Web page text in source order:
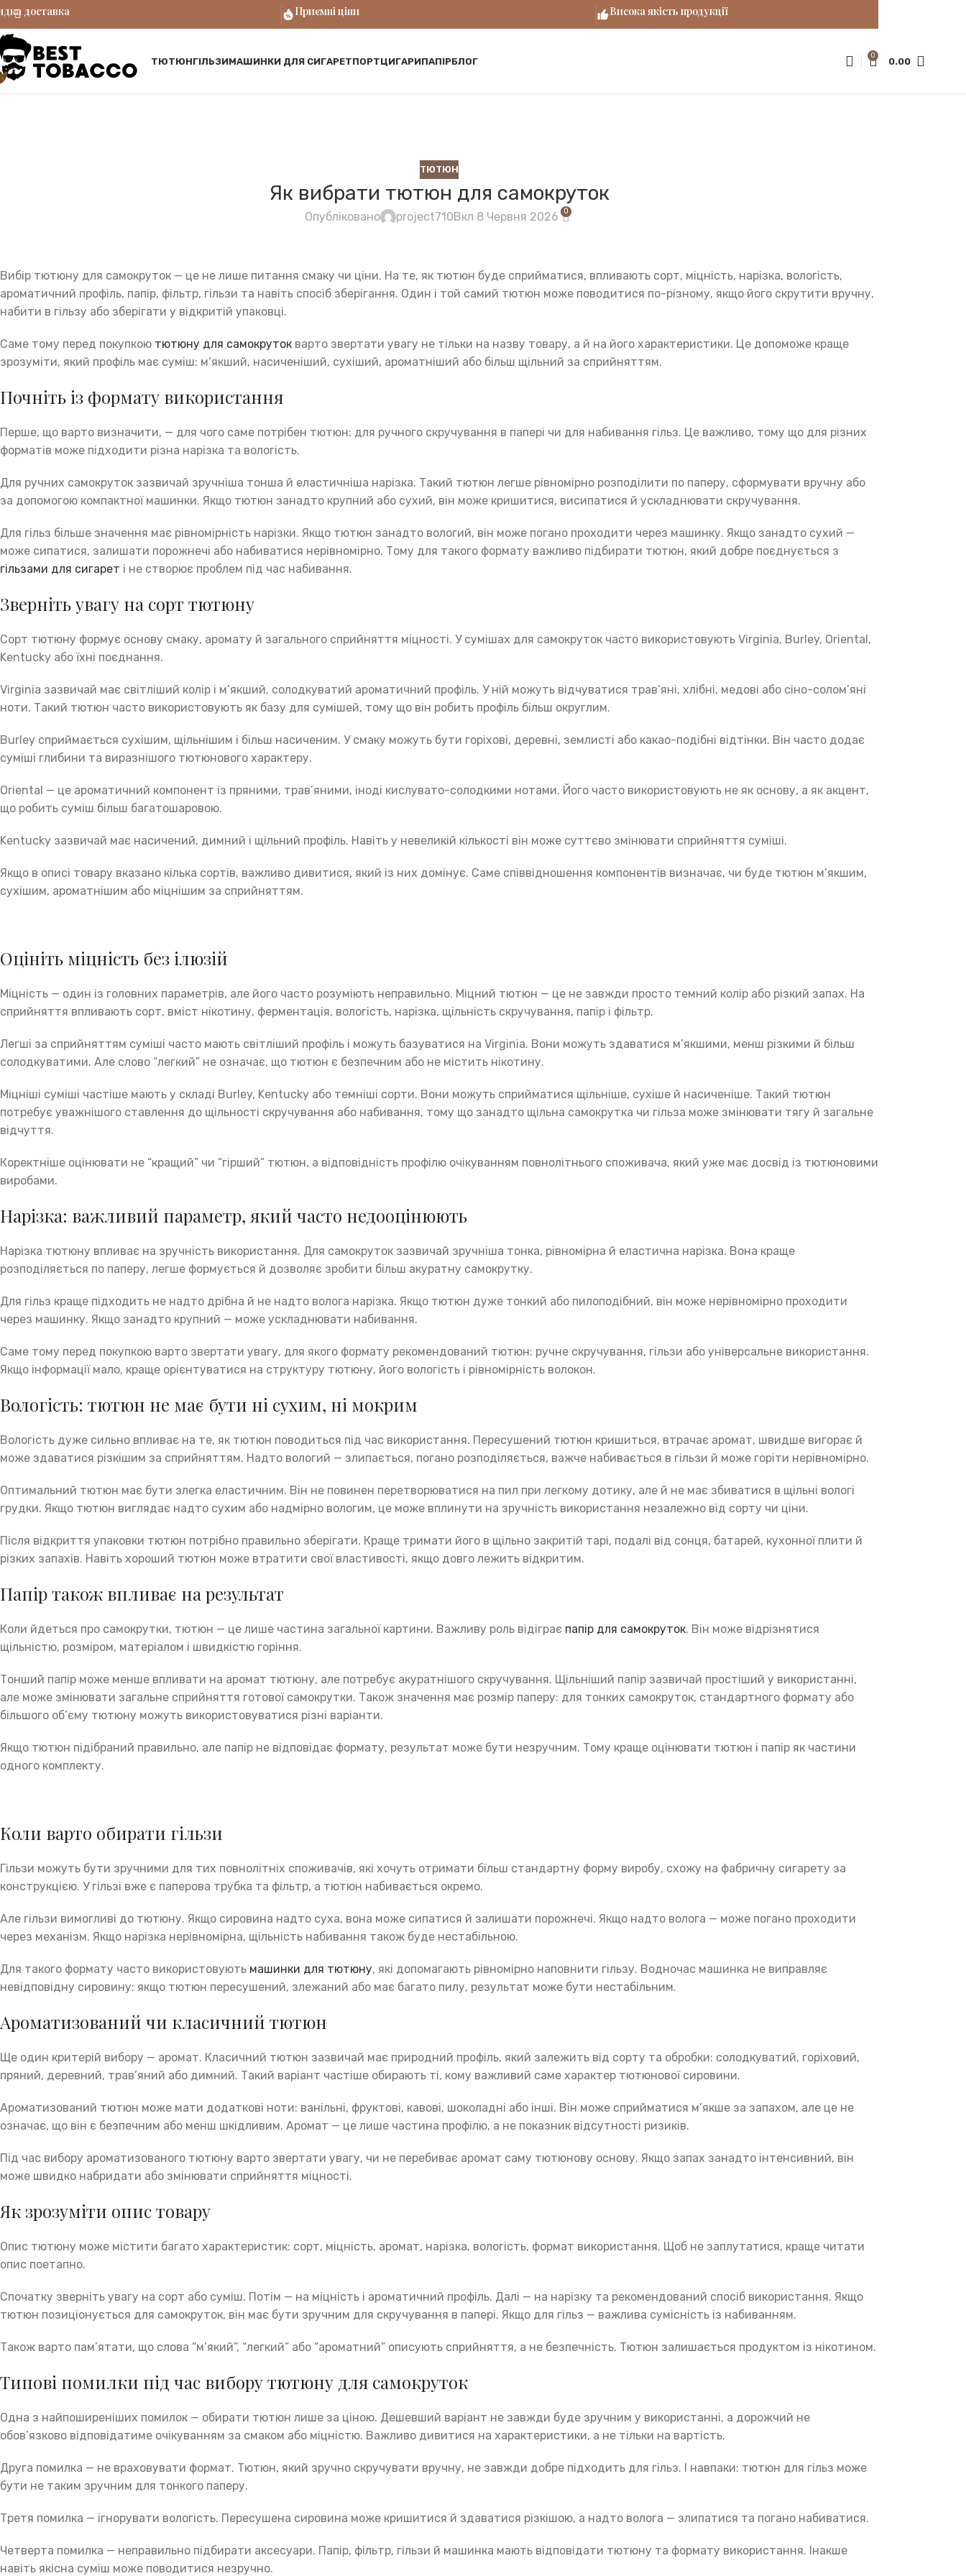
ТЮТЮНГІЛЬЗИМАШИНКИ ДЛЯ СИГАРЕТПОРТЦИГАРИПАПІРБЛОГ
0
0.00
ТЮТЮН
Як вибрати тютюн для самокруток
Опубліковано project710Вкл 8 Червня 2026 0
Вибір тютюну для самокруток — це не лише питання смаку чи ціни. На те, як тютюн буде сприйматися, впливають сорт, міцність, нарізка, вологість,
ароматичний профіль, папір, фільтр, гільзи та навіть спосіб зберігання. Один і той самий тютюн може поводитися по-різному, якщо його скрутити вручну,
набити в гільзу або зберігати у відкритій упаковці.
Саме тому перед покупкою тютюну для самокруток варто звертати увагу не тільки на назву товару, а й на його характеристики. Це допоможе краще
зрозуміти, який профіль має суміш: м’якший, насиченіший, сухіший, ароматніший або більш щільний за сприйняттям.
Почніть із формату використання
Перше, що варто визначити, — для чого саме потрібен тютюн: для ручного скручування в папері чи для набивання гільз. Це важливо, тому що для різних
форматів може підходити різна нарізка та вологість.
Для ручних самокруток зазвичай зручніша тонша й еластичніша нарізка. Такий тютюн легше рівномірно розподілити по паперу, сформувати вручну або
за допомогою компактної машинки. Якщо тютюн занадто крупний або сухий, він може кришитися, висипатися й ускладнювати скручування.
Для гільз більше значення має рівномірність нарізки. Якщо тютюн занадто вологий, він може погано проходити через машинку. Якщо занадто сухий —
може сипатися, залишати порожнечі або набиватися нерівномірно. Тому для такого формату важливо підбирати тютюн, який добре поєднується з
гільзами для сигарет і не створює проблем під час набивання.
Зверніть увагу на сорт тютюну
Сорт тютюну формує основу смаку, аромату й загального сприйняття міцності. У сумішах для самокруток часто використовують Virginia, Burley, Oriental,
Kentucky або їхні поєднання.
Virginia зазвичай має світліший колір і м’якший, солодкуватий ароматичний профіль. У ній можуть відчуватися трав’яні, хлібні, медові або сіно-солом’яні
ноти. Такий тютюн часто використовують як базу для сумішей, тому що він робить профіль більш округлим.
Burley сприймається сухішим, щільнішим і більш насиченим. У смаку можуть бути горіхові, деревні, землисті або какао-подібні відтінки. Він часто додає
суміші глибини та виразнішого тютюнового характеру.
Oriental — це ароматичний компонент із пряними, трав’яними, іноді кислувато-солодкими нотами. Його часто використовують не як основу, а як акцент,
що робить суміш більш багатошаровою.
Kentucky зазвичай має насичений, димний і щільний профіль. Навіть у невеликій кількості він може суттєво змінювати сприйняття суміші.
Якщо в описі товару вказано кілька сортів, важливо дивитися, який із них домінує. Саме співвідношення компонентів визначає, чи буде тютюн м’якшим,
сухішим, ароматнішим або міцнішим за сприйняттям.
Оцініть міцність без ілюзій
Міцність — один із головних параметрів, але його часто розуміють неправильно. Міцний тютюн — це не завжди просто темний колір або різкий запах. На
сприйняття впливають сорт, вміст нікотину, ферментація, вологість, нарізка, щільність скручування, папір і фільтр.
Легші за сприйняттям суміші часто мають світліший профіль і можуть базуватися на Virginia. Вони можуть здаватися м’якшими, менш різкими й більш
солодкуватими. Але слово “легкий” не означає, що тютюн є безпечним або не містить нікотину.
Міцніші суміші частіше мають у складі Burley, Kentucky або темніші сорти. Вони можуть сприйматися щільніше, сухіше й насиченіше. Такий тютюн
потребує уважнішого ставлення до щільності скручування або набивання, тому що занадто щільна самокрутка чи гільза може змінювати тягу й загальне
відчуття.
Коректніше оцінювати не “кращий” чи “гірший” тютюн, а відповідність профілю очікуванням повнолітнього споживача, який уже має досвід із тютюновими
виробами.
Нарізка: важливий параметр, який часто недооцінюють
Нарізка тютюну впливає на зручність використання. Для самокруток зазвичай зручніша тонка, рівномірна й еластична нарізка. Вона краще
розподіляється по паперу, легше формується й дозволяє зробити більш акуратну самокрутку.
Для гільз краще підходить не надто дрібна й не надто волога нарізка. Якщо тютюн дуже тонкий або пилоподібний, він може нерівномірно проходити
через машинку. Якщо занадто крупний — може ускладнювати набивання.
Саме тому перед покупкою варто звертати увагу, для якого формату рекомендований тютюн: ручне скручування, гільзи або універсальне використання.
Якщо інформації мало, краще орієнтуватися на структуру тютюну, його вологість і рівномірність волокон.
Вологість: тютюн не має бути ні сухим, ні мокрим
Вологість дуже сильно впливає на те, як тютюн поводиться під час використання. Пересушений тютюн кришиться, втрачає аромат, швидше вигорає й
може здаватися різкішим за сприйняттям. Надто вологий — злипається, погано розподіляється, важче набивається в гільзи й може горіти нерівномірно.
Оптимальний тютюн має бути злегка еластичним. Він не повинен перетворюватися на пил при легкому дотику, але й не має збиватися в щільні вологі
грудки. Якщо тютюн виглядає надто сухим або надмірно вологим, це може вплинути на зручність використання незалежно від сорту чи ціни.
Після відкриття упаковки тютюн потрібно правильно зберігати. Краще тримати його в щільно закритій тарі, подалі від сонця, батарей, кухонної плити й
різких запахів. Навіть хороший тютюн може втратити свої властивості, якщо довго лежить відкритим.
Папір також впливає на результат
Коли йдеться про самокрутки, тютюн — це лише частина загальної картини. Важливу роль відіграє папір для самокруток. Він може відрізнятися
щільністю, розміром, матеріалом і швидкістю горіння.
Тонший папір може менше впливати на аромат тютюну, але потребує акуратнішого скручування. Щільніший папір зазвичай простіший у використанні,
але може змінювати загальне сприйняття готової самокрутки. Також значення має розмір паперу: для тонких самокруток, стандартного формату або
більшого об’єму тютюну можуть використовуватися різні варіанти.
Якщо тютюн підібраний правильно, але папір не відповідає формату, результат може бути незручним. Тому краще оцінювати тютюн і папір як частини
одного комплекту.
Коли варто обирати гільзи
Гільзи можуть бути зручними для тих повнолітніх споживачів, які хочуть отримати більш стандартну форму виробу, схожу на фабричну сигарету за
конструкцією. У гільзі вже є паперова трубка та фільтр, а тютюн набивається окремо.
Але гільзи вимогливі до тютюну. Якщо сировина надто суха, вона може сипатися й залишати порожнечі. Якщо надто волога — може погано проходити
через механізм. Якщо нарізка нерівномірна, щільність набивання також буде нестабільною.
Для такого формату часто використовують машинки для тютюну, які допомагають рівномірно наповнити гільзу. Водночас машинка не виправляє
невідповідну сировину: якщо тютюн пересушений, злежаний або має багато пилу, результат може бути нестабільним.
Ароматизований чи класичний тютюн
Ще один критерій вибору — аромат. Класичний тютюн зазвичай має природний профіль, який залежить від сорту та обробки: солодкуватий, горіховий,
пряний, деревний, трав’яний або димний. Такий варіант частіше обирають ті, кому важливий саме характер тютюнової сировини.
Ароматизований тютюн може мати додаткові ноти: ванільні, фруктові, кавові, шоколадні або інші. Він може сприйматися м’якше за запахом, але це не
означає, що він є безпечним або менш шкідливим. Аромат — це лише частина профілю, а не показник відсутності ризиків.
Під час вибору ароматизованого тютюну варто звертати увагу, чи не перебиває аромат саму тютюнову основу. Якщо запах занадто інтенсивний, він
може швидко набридати або змінювати сприйняття міцності.
Як зрозуміти опис товару
Опис тютюну може містити багато характеристик: сорт, міцність, аромат, нарізка, вологість, формат використання. Щоб не заплутатися, краще читати
опис поетапно.
Спочатку зверніть увагу на сорт або суміш. Потім — на міцність і ароматичний профіль. Далі — на нарізку та рекомендований спосіб використання. Якщо
тютюн позиціонується для самокруток, він має бути зручним для скручування в папері. Якщо для гільз — важлива сумісність із набиванням.
Також варто пам’ятати, що слова “м’який”, “легкий” або “ароматний” описують сприйняття, а не безпечність. Тютюн залишається продуктом із нікотином.
Типові помилки під час вибору тютюну для самокруток
Одна з найпоширеніших помилок — обирати тютюн лише за ціною. Дешевший варіант не завжди буде зручним у використанні, а дорожчий не
обов’язково відповідатиме очікуванням за смаком або міцністю. Важливо дивитися на характеристики, а не тільки на вартість.
Друга помилка — не враховувати формат. Тютюн, який зручно скручувати вручну, не завжди добре підходить для гільз. І навпаки: тютюн для гільз може
бути не таким зручним для тонкого паперу.
Третя помилка — ігнорувати вологість. Пересушена сировина може кришитися й здаватися різкішою, а надто волога — злипатися та погано набиватися.
Четверта помилка — неправильно підбирати аксесуари. Папір, фільтр, гільзи й машинка мають відповідати тютюну та формату використання. Інакше
навіть якісна суміш може поводитися незручно.
доставка Приємні ціни Висока якість продукції